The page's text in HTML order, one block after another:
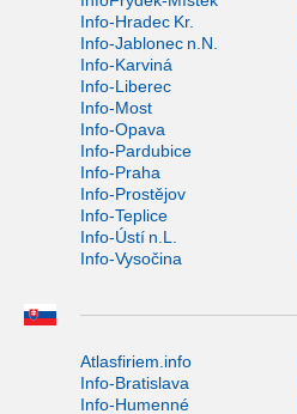
Info-Hradec Kr.
Info-Jablonec n.N.
Info-Karviná
Info-Liberec
Info-Most
Info-Opava
Info-Pardubice
Info-Praha
Info-Prostějov
Info-Teplice
Info-Ústí n.L.
Info-Vysočina
Atlasfiriem.info
Info-Bratislava
Info-Humenné